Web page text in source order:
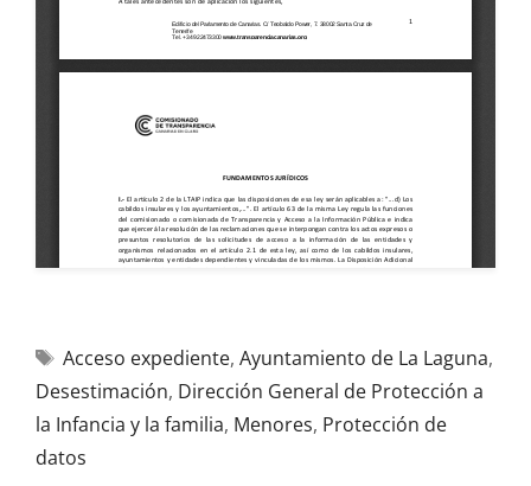
Acceso expediente, Ayuntamiento de La Laguna,
Desestimación, Dirección General de Protección a
la Infancia y la familia, Menores, Protección de
datos